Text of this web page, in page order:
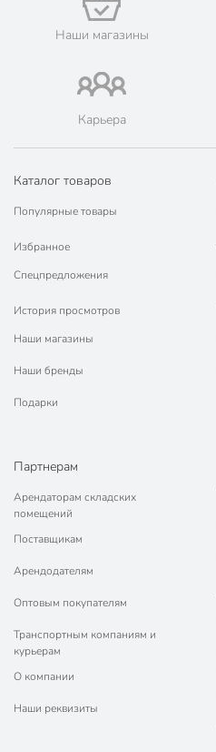
Наши магазины
Карьера
Каталог товаров
Популярные товары
Избранное
Спецпредложения
История просмотров
Наши магазины
Наши бренды
Подарки
Партнерам
Арендаторам складских
помещений
Поставщикам
Арендодателям
Оптовым покупателям
Транспортным компаниям и
курьерам
О компании
Наши реквизиты